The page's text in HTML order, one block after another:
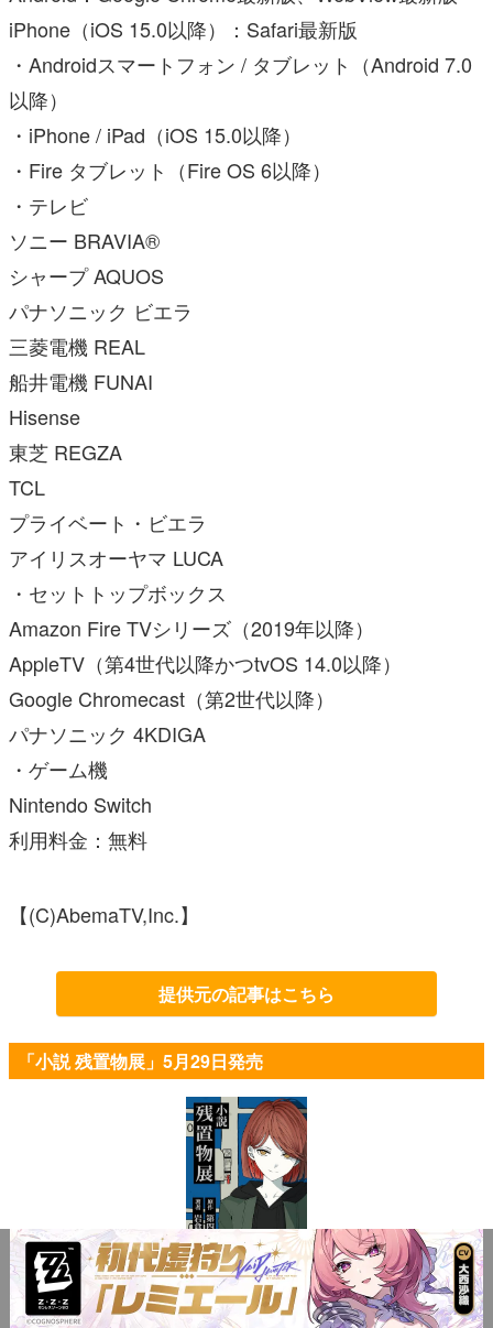
iPhone（iOS 15.0以降）：Safari最新版
・Androidスマートフォン / タブレット（Android 7.0
以降）
・iPhone / iPad（iOS 15.0以降）
・Fire タブレット（Fire OS 6以降）
・テレビ
ソニー BRAVIA®
シャープ AQUOS
パナソニック ビエラ
三菱電機 REAL
船井電機 FUNAI
Hisense
東芝 REGZA
TCL
プライベート・ビエラ
アイリスオーヤマ LUCA
・セットトップボックス
Amazon Fire TVシリーズ（2019年以降）
AppleTV（第4世代以降かつtvOS 14.0以降）
Google Chromecast（第2世代以降）
パナソニック 4KDIGA
・ゲーム機
Nintendo Switch
利用料金：無料
【(C)AbemaTV,Inc.】
提供元の記事はこちら
「小説 残置物展」5月29日発売
小説 残置物展